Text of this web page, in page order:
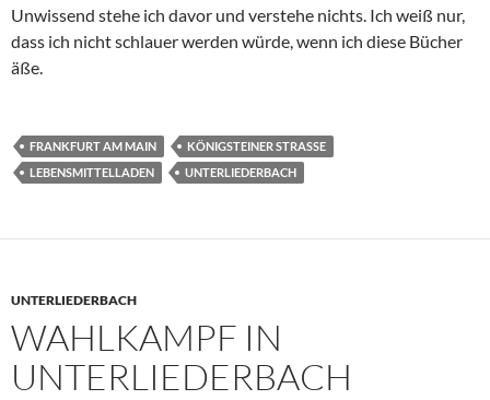
Unwissend stehe ich davor und verstehe nichts. Ich weiß nur,
dass ich nicht schlauer werden würde, wenn ich diese Bücher
äße.
FRANKFURT AM MAIN
KÖNIGSTEINER STRASSE
LEBENSMITTELLADEN
UNTERLIEDERBACH
UNTERLIEDERBACH
WAHLKAMPF IN
UNTERLIEDERBACH